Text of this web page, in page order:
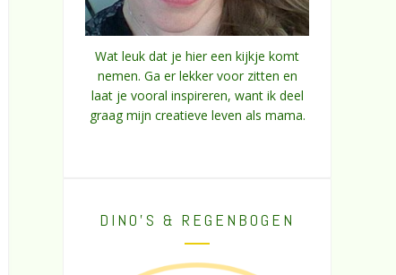
Wat leuk dat je hier een kijkje komt
nemen. Ga er lekker voor zitten en
laat je vooral inspireren, want ik deel
graag mijn creatieve leven als mama.
DINO’S & REGENBOGEN